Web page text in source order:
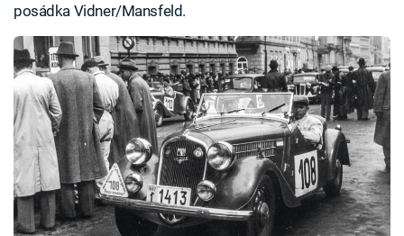
posádka Vidner/Mansfeld.